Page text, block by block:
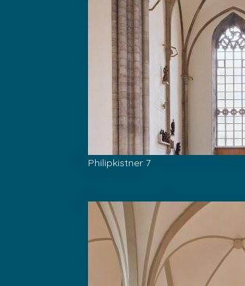
Philipkistner 7